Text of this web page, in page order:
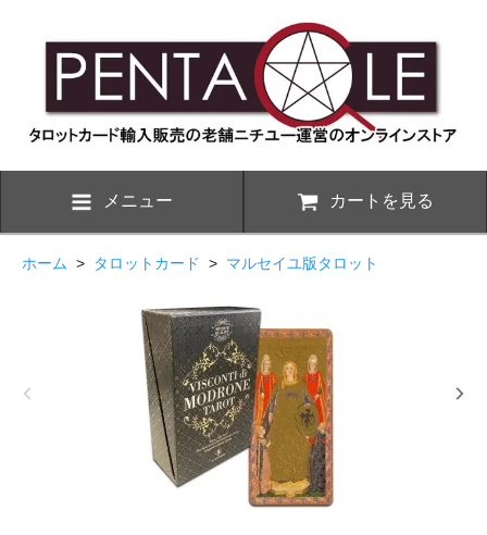
メニュー カートを見る
ホーム > タロットカード > マルセイユ版タロット